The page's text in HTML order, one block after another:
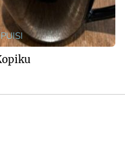
PUISI